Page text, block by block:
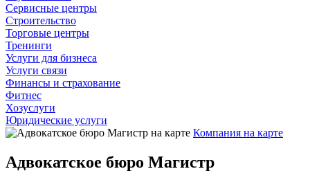
Сервисные центры
Строительство
Торговые центры
Тренинги
Услуги для бизнеса
Услуги связи
Финансы и страхование
Фитнес
Хозуслуги
Юридические услуги
Компания на карте
Адвокатское бюро Магистр